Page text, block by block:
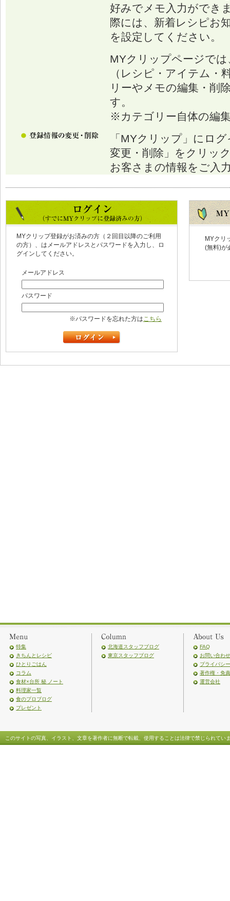
好みでメモ入力ができ
際には、新着レシピお
を設定してください。
MYクリップページで
（レシピ・アイテム・
リーやメモの編集・削
す。
※カテゴリー自体の編
「MYクリップ」にロ
変更・削除」をクリッ
お客さまの情報をご入
MYクリップ登録がお済みの方（２回目以降のご利用
の方）、はメールアドレスとパスワードを入力し、ロ
グインしてください。
メールアドレス
パスワード
※パスワードを忘れた方はこちら
MYクリ
(無料)が
特集
きちんとレシピ
ひとりごはん
コラム
食材×台所 秘 ノート
料理家一覧
食のプロブログ
プレゼント
北海道スタッフブログ
東京スタッフブログ
FAQ
お問い合わせ
プライバシ
著作権・免
運営会社
このサイトの写真、イラスト、文章を著作者に無断で転載、使用することは法律で禁じられてい